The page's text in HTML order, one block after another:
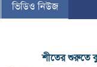
ভিডিও নিউজ
শীতের শুরুতে